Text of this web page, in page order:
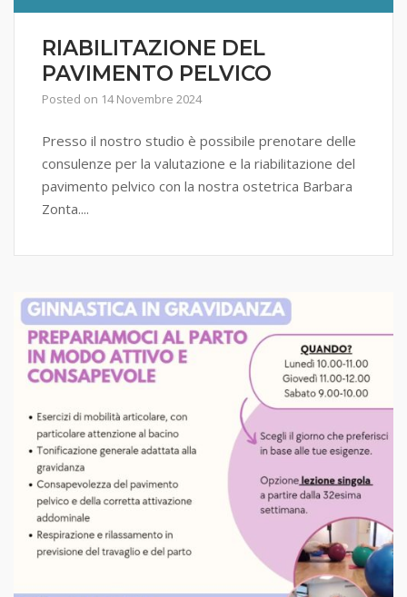
RIABILITAZIONE DEL
PAVIMENTO PELVICO
Posted on 14 Novembre 2024
Presso il nostro studio è possibile prenotare delle
consulenze per la valutazione e la riabilitazione del
pavimento pelvico con la nostra ostetrica Barbara
Zonta....